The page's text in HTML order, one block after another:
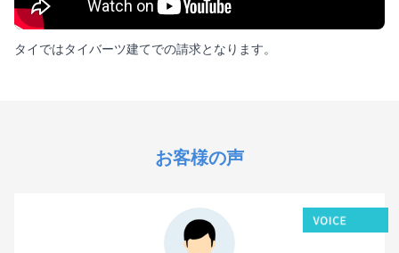
タイではタイバーツ建てでの請求となります。
お客様の声